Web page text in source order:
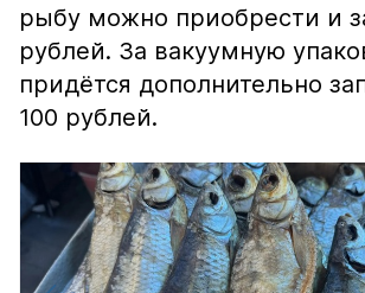
рыбу можно приобрести и
рублей. За вакуумную
придётся дополнительно
100 рублей.